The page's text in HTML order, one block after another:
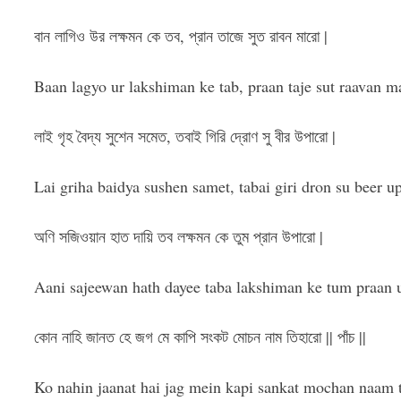
বান লাগিও উর লক্ষমন কে তব, প্রান তাজে সুত রাবন মারো |
Baan lagyo ur lakshiman ke tab, praan taje sut raavan
লাই গৃহ বৈদ্য সুশেন সমেত, তবাই গিরি দ্রোণ সু বীর উপারো |
Lai griha baidya sushen samet, tabai giri dron su beer
অণি সজিওয়ান হাত দায়ি তব লক্ষমন কে তুম প্রান উপারো |
Aani sajeewan hath dayee taba lakshiman ke tum praan
কোন নাহি জানত হে জগ মে কাপি সংকট মোচন নাম তিহারো || পাঁচ ||
Ko nahin jaanat hai jag mein kapi sankat mochan naam